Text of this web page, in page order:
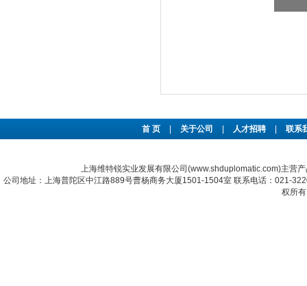
首 页 关于公司 人才招聘 联系
上海维特锐实业发展有限公司(www.shduplomatic.com)主营
公司地址：上海普陀区中江路889号曹杨商务大厦1501-1504室 联系电话：021-
权所